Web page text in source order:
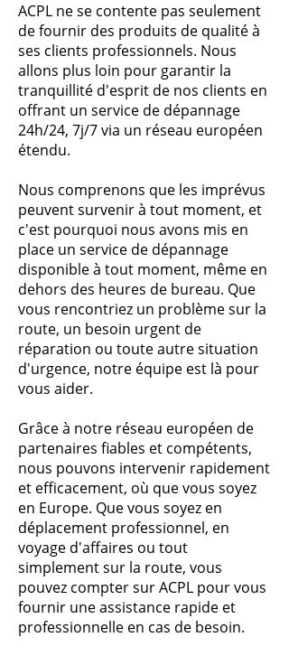
ACPL ne se contente pas seulement
de fournir des produits de qualité à
ses clients professionnels. Nous
allons plus loin pour garantir la
tranquillité d'esprit de nos clients en
offrant un service de dépannage
24h/24, 7j/7 via un réseau européen
étendu.
Nous comprenons que les imprévus
peuvent survenir à tout moment, et
c'est pourquoi nous avons mis en
place un service de dépannage
disponible à tout moment, même en
dehors des heures de bureau. Que
vous rencontriez un problème sur la
route, un besoin urgent de
réparation ou toute autre situation
d'urgence, notre équipe est là pour
vous aider.
Grâce à notre réseau européen de
partenaires fiables et compétents,
nous pouvons intervenir rapidement
et efficacement, où que vous soyez
en Europe. Que vous soyez en
déplacement professionnel, en
voyage d'affaires ou tout
simplement sur la route, vous
pouvez compter sur ACPL pour vous
fournir une assistance rapide et
professionnelle en cas de besoin.